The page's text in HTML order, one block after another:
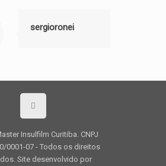
sergioronei
Insulfilm Curitiba. CNPJ
0001-07 - Todos os direitos
Site desenvolvido por